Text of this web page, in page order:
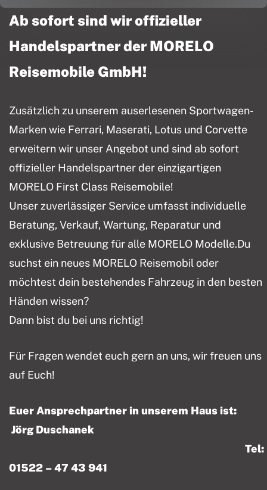
Ab sofort sind wir offizieller
Handelspartner der MORELO
Reisemobile GmbH!
Zusätzlich zu unserem auserlesenen Sportwagen-
Marken wie Ferrari, Maserati, Lotus und Corvette
erweitern wir unser Angebot und sind ab sofort
offizieller Handelspartner der einzigartigen
MORELO First Class Reisemobile!
Unser zuverlässiger Service umfasst individuelle
Beratung, Verkauf, Wartung, Reparatur und
exklusive Betreuung für alle MORELO Modelle.Du
suchst ein neues MORELO Reisemobil oder
möchtest dein bestehendes Fahrzeug in den besten
Händen wissen?
Dann bist du bei uns richtig!
Für Fragen wendet euch gern an uns, wir freuen uns
auf Euch!
Euer Ansprechpartner in unserem Haus ist:
Jörg Duschanek
Tel:
01522 – 47 43 941